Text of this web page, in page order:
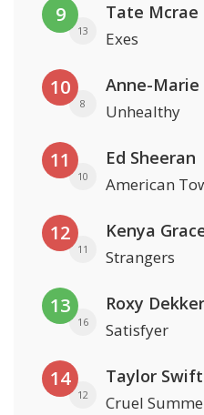
9
13
Tate Mcrae
Exes
10
8
Anne-
Unhealthy
11
10
Ed Sheeran
American
12
11
Kenya
Strangers
13
16
Roxy Dekker
Satisfyer
14
12
Taylor Swift
Cruel